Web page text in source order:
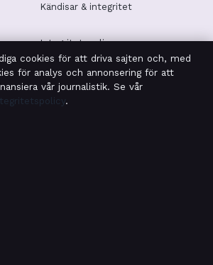
Kändisar & integritet
Integritetspolicy
I KORTHET
cookies för att driva sajten och, med
för analys och annonsering för att
vår journalistik. Se vår
.